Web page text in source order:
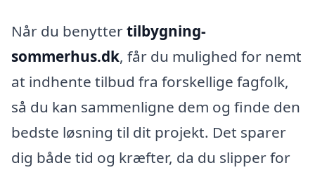
Når du benyttertilbygning-
sommerhus.dk, får du mulighed for nemt
at indhente tilbud fra forskellige fagfolk,
så du kan sammenligne dem og finde den
bedste løsning til dit projekt. Det sparer
dig både tid og kræfter, da du slipper for